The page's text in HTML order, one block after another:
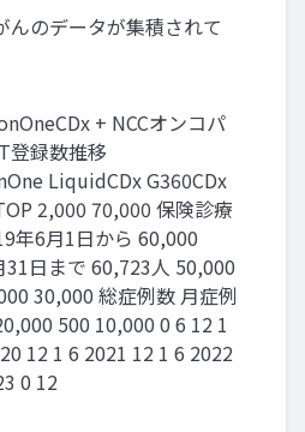
んのデータが集積されて
+ NCCオンコパ
登録数推移
LiquidCDx G360CDx
2,000 70,000 保険診療
年6月1日から 60,000
31日まで 60,723人 50,000
30,000 総症例数 月症例
500 10,000 0 6 12 1
12 1 6 2021 12 1 6 2022
0 12